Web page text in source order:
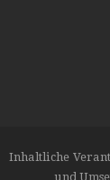
Inhaltliche
und